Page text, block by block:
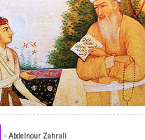
- Abdelnour Zahrali